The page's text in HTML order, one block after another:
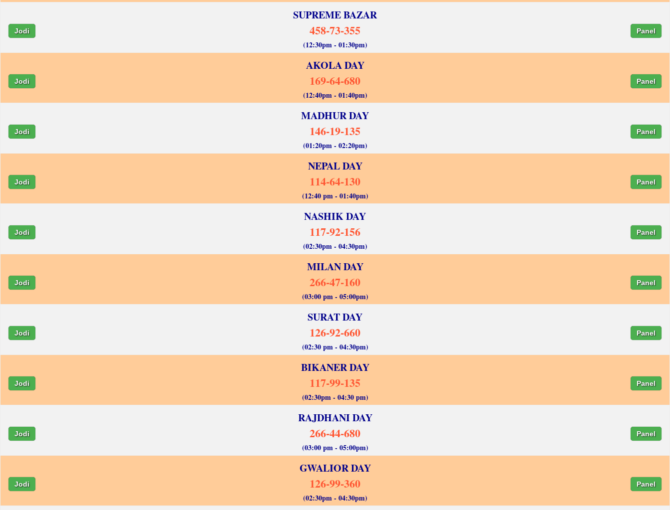
SUPREME BAZAR
Jodi 458-73-355 Panel
(12:30pm - 01:30pm)
AKOLA DAY
Jodi 169-64-680 Panel
(12:40pm - 01:40pm)
MADHUR DAY
Jodi 146-19-135 Panel
(01:20pm - 02:20pm)
NEPAL DAY
Jodi 114-64-130 Panel
(12:40 pm - 01:40pm)
NASHIK DAY
Jodi 117-92-156 Panel
(02:30pm - 04:30pm)
MILAN DAY
Jodi 266-47-160 Panel
(03:00 pm - 05:00pm)
SURAT DAY
Jodi 126-92-660 Panel
(02:30 pm - 04:30pm)
BIKANER DAY
Jodi 117-99-135 Panel
(02:30pm - 04:30 pm)
RAJDHANI DAY
Jodi 266-44-680 Panel
(03:00 pm - 05:00pm)
GWALIOR DAY
Jodi 126-99-360 Panel
(02:30pm - 04:30pm)